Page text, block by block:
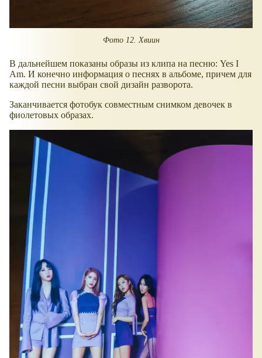
Фото 12. Хвиин
В дальнейшем показаны образы из клипа на песню: Yes I
Am. И конечно информация о песнях в альбоме, причем для
каждой песни выбран свой дизайн разворота.
Заканчивается фотобук совместным снимком девочек в
фиолетовых образах.